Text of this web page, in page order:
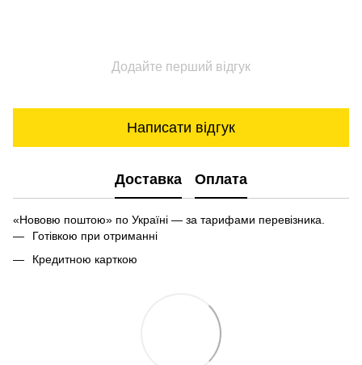
Додайте перший відгук
Написати відгук
Доставка Оплата
«Нововю поштою» по Україні — за тарифами перевізника.
Готівкою при отриманні
Кредитною карткою